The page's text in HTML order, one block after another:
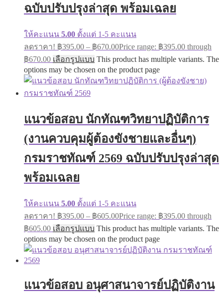
ฉบับปรับปรุงล่าสุด พร้อมเฉลย
ให้คะแนน 5.00 ตั้งแต่ 1-5 คะแนน
ลดราคา! ฿395.00 – ฿670.00Price range: ฿395.00 through
฿670.00 เลือกรูปแบบ This product has multiple variants. The
options may be chosen on the product page
แนวข้อสอบ นักทัณฑวิทยาปฏิบัติการ
(งานควบคุมผู้ต้องขังชายและอื่นๆ)
กรมราชทัณฑ์ 2569 ฉบับปรับปรุงล่าสุด
พร้อมเฉลย
ให้คะแนน 5.00 ตั้งแต่ 1-5 คะแนน
ลดราคา! ฿395.00 – ฿605.00Price range: ฿395.00 through
฿605.00 เลือกรูปแบบ This product has multiple variants. The
options may be chosen on the product page
แนวข้อสอบ อนุศาสนาจารย์ปฏิบัติงาน